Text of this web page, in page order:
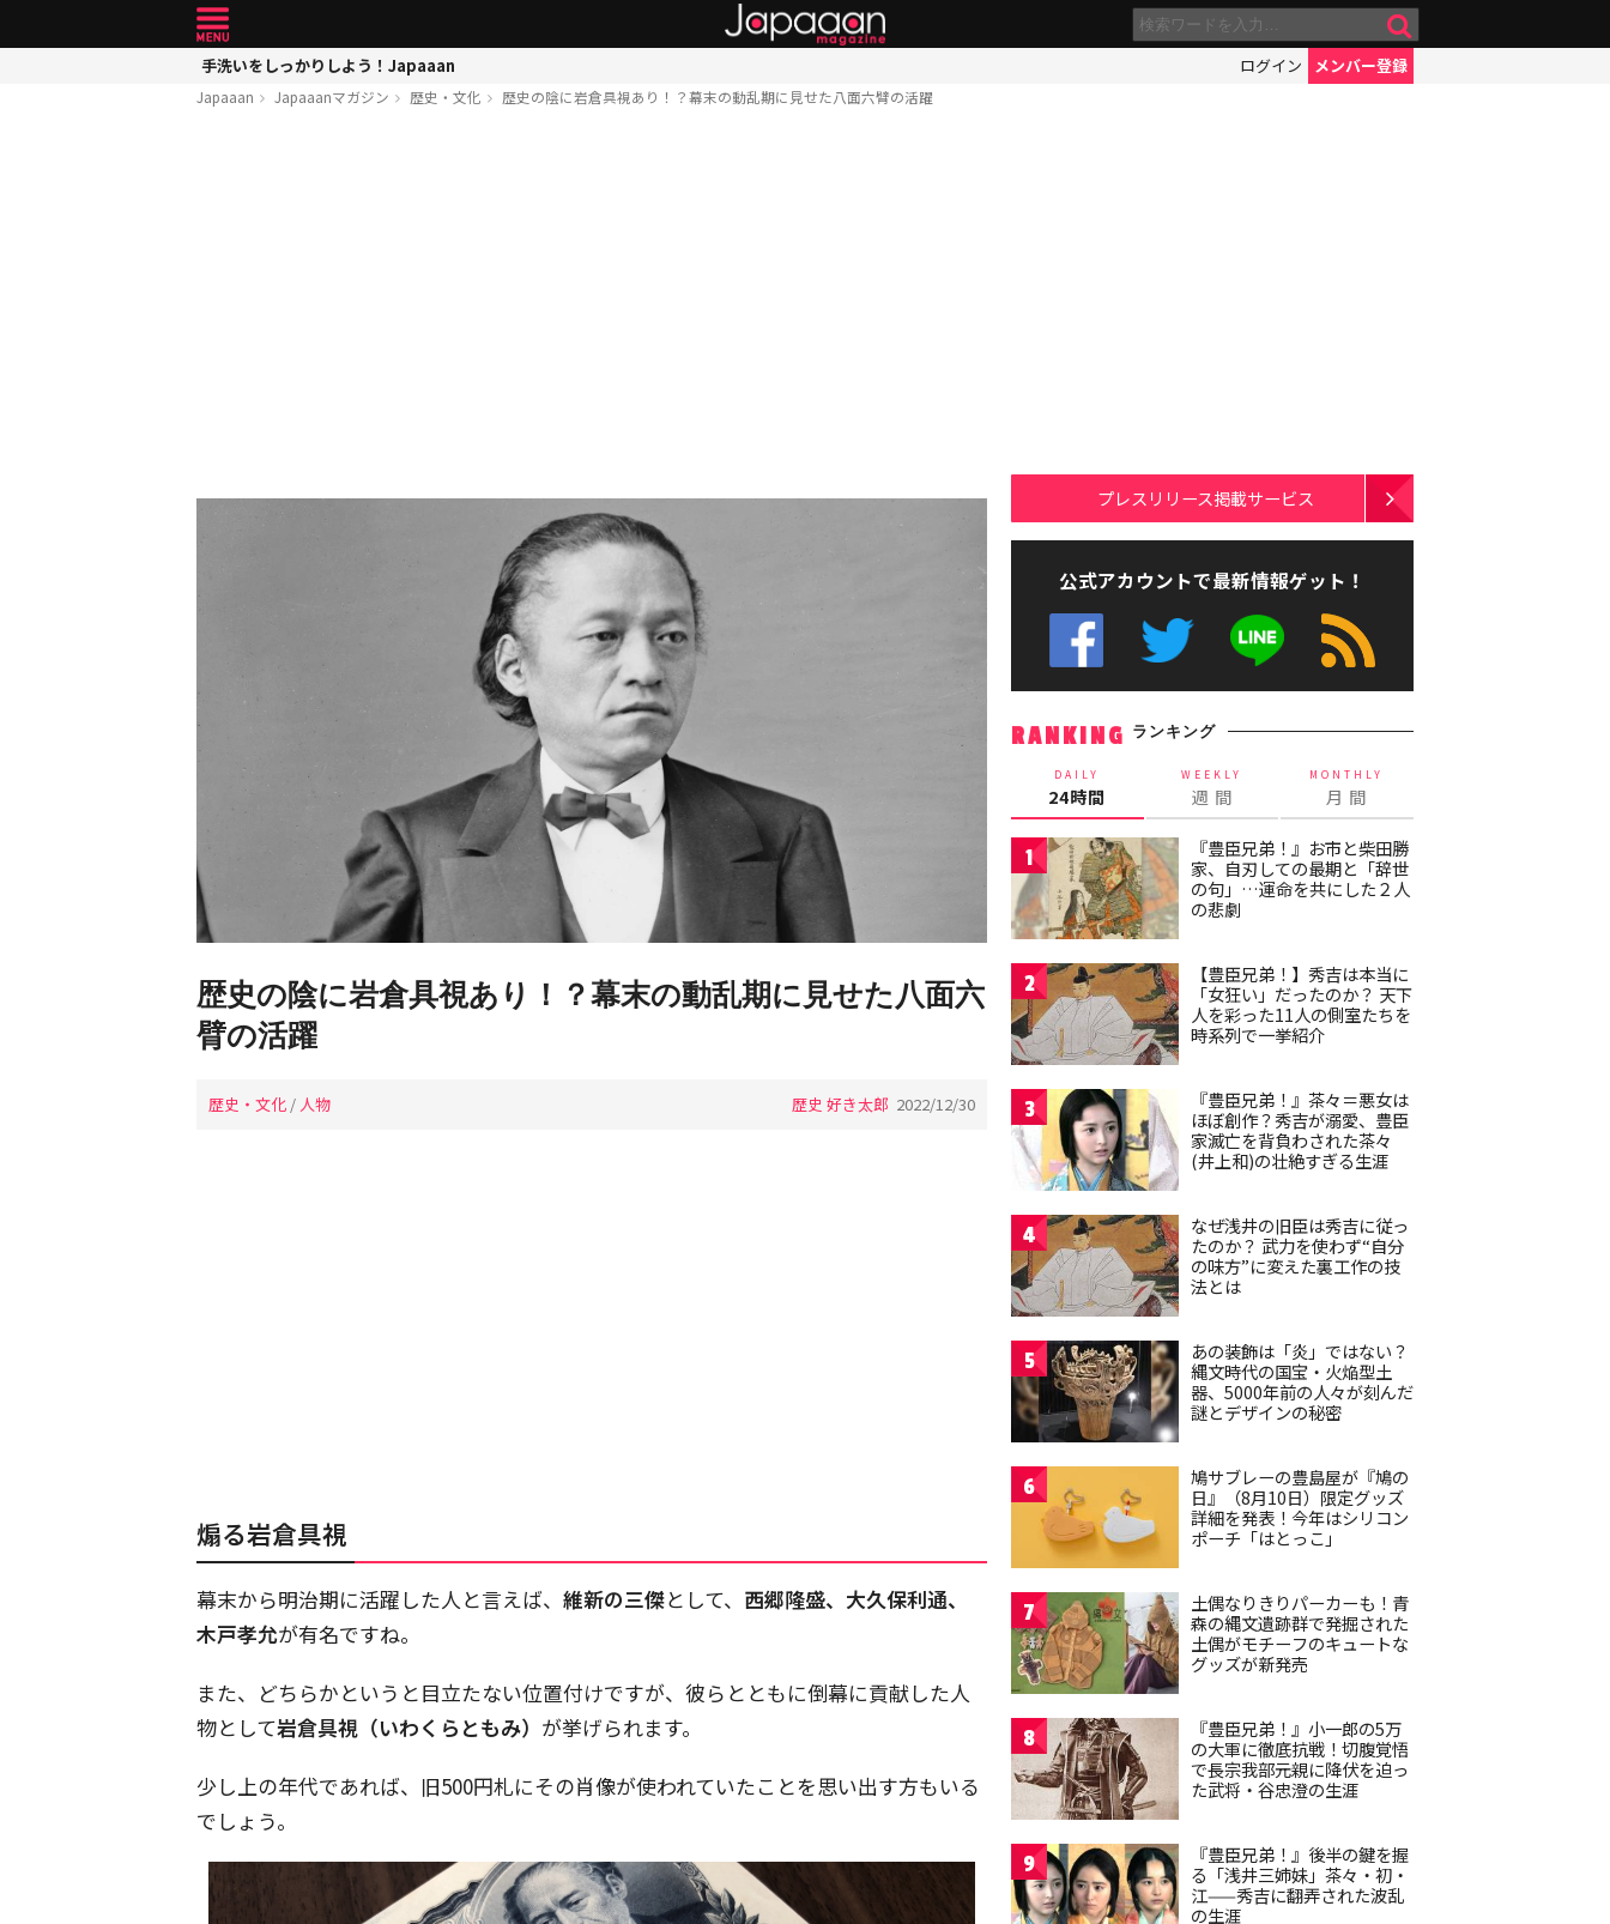
手洗いをしっかりしよう！Japaaan ログイン メンバー登録
Japaaan Japaaanマガジン 歴史・文化 歴史の陰に岩倉具視あり！？幕末の動乱期に見せた八面六臂の活躍
歴史の陰に岩倉具視あり！？幕末の動乱期に見せた八面六
臂の活躍
歴史・文化 / 人物 歴史 好き太郎 2022/12/30
煽る岩倉具視
幕末から明治期に活躍した人と言えば、 維新の三傑として、 西郷隆盛、大久保利通、
木戸孝允が有名ですね。
また、どちらかというと目立たない位置付けですが、彼らとともに倒幕に貢献した人
物として岩倉具視（いわくらともみ） が挙げられます。
少し上の年代であれば、旧500円札にその肖像が使われていたことを思い出す方もいる
でしょう。
プレスリリース掲載サービス
公式アカウントで最新情報ゲット！
RANKING ランキング
DAILY
24時間
WEEKLY
週 間
MONTHLY
月 間
1
『豊臣兄弟！』お市と柴田勝
家、自刃しての最期と「辞世
の句」…運命を共にした２人
の悲劇
2
【豊臣兄弟！】秀吉は本当に
「女狂い」だったのか？ 天下
人を彩った11人の側室たちを
時系列で一挙紹介
3
『豊臣兄弟！』茶々＝悪女は
ほぼ創作？秀吉が溺愛、豊臣
家滅亡を背負わされた茶々
(井上和)の壮絶すぎる生涯
4
なぜ浅井の旧臣は秀吉に従っ
たのか？ 武力を使わず“自分
の味方”に変えた裏工作の技
法とは
5
あの装飾は「炎」ではない？
縄文時代の国宝・火焔型土
器、5000年前の人々が刻んだ
謎とデザインの秘密
6
鳩サブレーの豊島屋が『鳩の
日』（8月10日）限定グッズ
詳細を発表！今年はシリコン
ポーチ「はとっこ」
7
土偶なりきりパーカーも！青
森の縄文遺跡群で発掘された
土偶がモチーフのキュートな
グッズが新発売
8
『豊臣兄弟！』小一郎の5万
の大軍に徹底抗戦！切腹覚悟
で長宗我部元親に降伏を迫っ
た武将・谷忠澄の生涯
9
『豊臣兄弟！』後半の鍵を握
る「浅井三姉妹」茶々・初・
江——秀吉に翻弄された波乱
の生涯